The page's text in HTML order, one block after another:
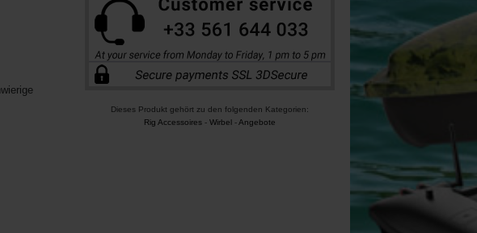
Dieses Produkt gehört zu den folgenden Kategorien:
Rig Accessoires- Wirbel-Angebote